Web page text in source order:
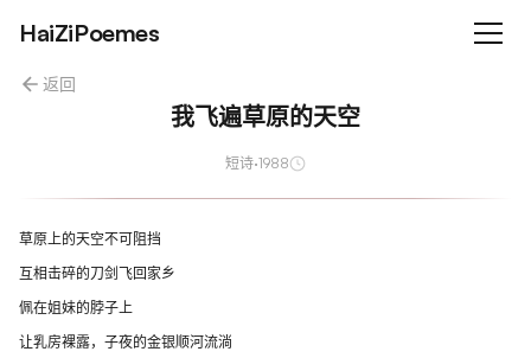
HaiZiPoemes
返回
我飞遍草原的天空
短诗·1988
草原上的天空不可阻挡
互相击碎的刀剑飞回家乡
佩在姐妹的脖子上
让乳房裸露，子夜的金银顺河流淌